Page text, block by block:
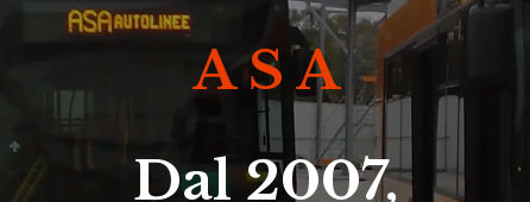
A S A
Dal 2007,